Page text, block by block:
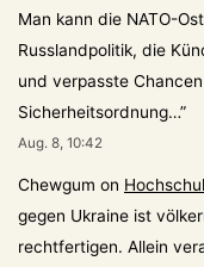
Man kann die NATO-
Russlandpolitik, die
und verpasste
Sicherheitsordnung…”
Aug. 8, 10:42
Chewgum on
gegen Ukraine ist
rechtfertigen. Allein